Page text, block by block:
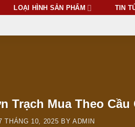
LOẠI HÌNH SẢN PHẨM TIN
Mua Theo Cầu
THÁNG 10, 2025 BY ADMIN